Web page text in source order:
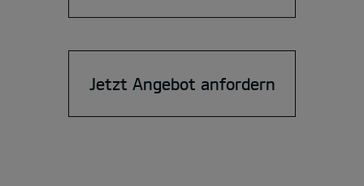
Jetzt Angebot anfordern